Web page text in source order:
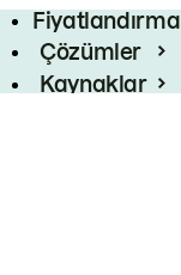
Fiyatlandırma
Çözümler
Kaynaklar